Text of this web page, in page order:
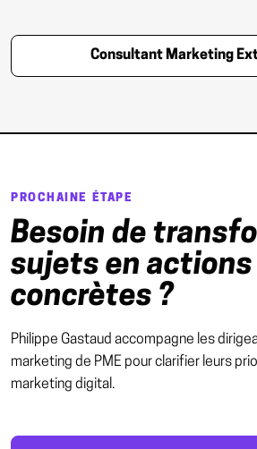
Consultant Marketing
PROCHAINE ÉTAPE
Besoin de
sujets en actions
concrètes ?
Philippe Gastaud accompagne les
marketing de PME pour clarifier leurs
marketing digital.